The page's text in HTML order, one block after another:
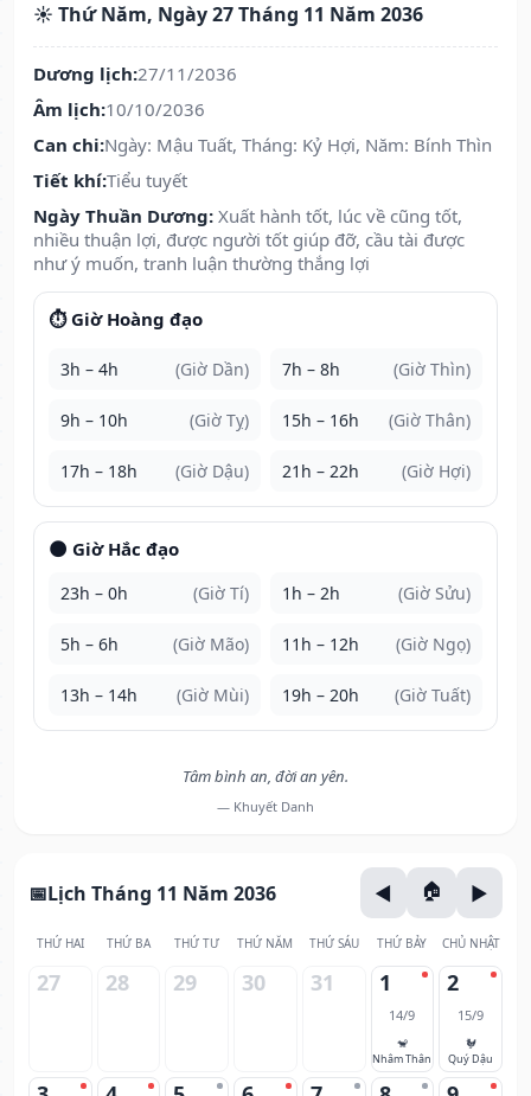
☀️ Thứ Năm, Ngày 27 Tháng 11 Năm 2036
Dương lịch:27/11/2036
Âm lịch:10/10/2036
Can chi:Ngày: Mậu Tuất, Tháng: Kỷ Hợi, Năm: Bính Thìn
Tiết khí:Tiểu tuyết
Ngày Thuần Dương: Xuất hành tốt, lúc về cũng tốt,
nhiều thuận lợi, được người tốt giúp đỡ, cầu tài được
như ý muốn, tranh luận thường thắng lợi
⏱️ Giờ Hoàng đạo
3h – 4h (Giờ Dần) 7h – 8h (Giờ Thìn)
9h – 10h (Giờ Tỵ) 15h – 16h (Giờ Thân)
17h – 18h (Giờ Dậu) 21h – 22h (Giờ Hợi)
🌑 Giờ Hắc đạo
23h – 0h (Giờ Tí) 1h – 2h (Giờ Sửu)
5h – 6h (Giờ Mão) 11h – 12h (Giờ Ngọ)
13h – 14h (Giờ Mùi) 19h – 20h (Giờ Tuất)
Tâm bình an, đời an yên.
— Khuyết Danh
Lịch Tháng 11 Năm 2036
THỨ HAI THỨ BA THỨ TƯ THỨ NĂM THỨ SÁU THỨ BẢY CHỦ NHẬT
27 28 29 30 31 1
14/9
🐒
Nhâm Thân
2
15/9
🐓
Quý Dậu